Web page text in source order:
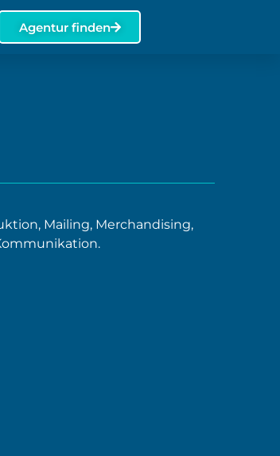
Agentur finden
Mailing, Merchandising,